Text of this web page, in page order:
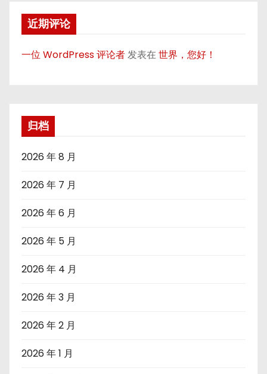
近期评论
一位 WordPress 评论者发表在世界，您好！
归档
2026 年 8 月
2026 年 7 月
2026 年 6 月
2026 年 5 月
2026 年 4 月
2026 年 3 月
2026 年 2 月
2026 年 1 月